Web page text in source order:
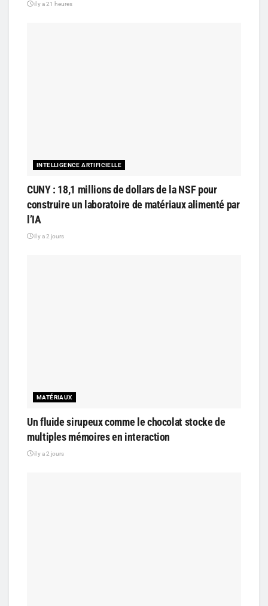
il y a 21 heures
INTELLIGENCE ARTIFICIELLE
CUNY : 18,1 millions de dollars de la NSF pour
construire un laboratoire de matériaux alimenté par
l’IA
il y a 2 jours
MATÉRIAUX
Un fluide sirupeux comme le chocolat stocke de
multiples mémoires en interaction
il y a 2 jours